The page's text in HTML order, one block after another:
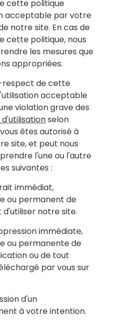
cette politique
acceptable par votre
notre site. En cas de
cette politique, nous
les mesures que
appropriées.
respect de cette
acceptable
violation grave des
selon
êtes autorisé à
site, et peut nous
l'une ou l'autre
suivantes :
immédiat,
ou permanent de
notre site.
immédiate,
ou permanente de
ou de tout
par vous sur
d'un
à votre intention.